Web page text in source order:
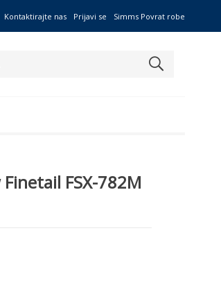
Kontaktirajte nas Prijavi se Simms Povrat robe
FSX-782M